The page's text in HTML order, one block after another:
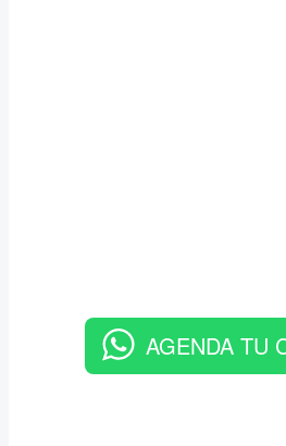
AGENDA TU